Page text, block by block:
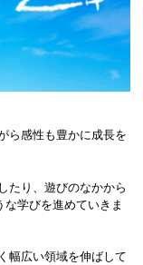
ら感性も豊かに成長を
たり、遊びのなかから
学びを進めていきま
幅広い領域を伸ばして